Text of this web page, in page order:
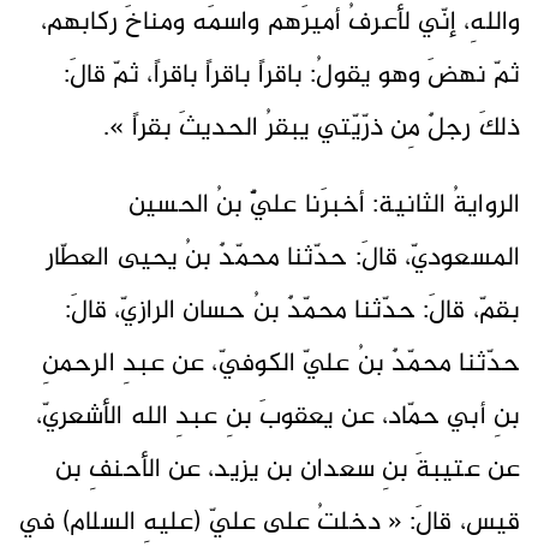
واللهِ، إنّي لأعرفُ أميرَهم واسمَه ومناخَ ركابهم،
ثمّ نهضَ وهو يقولُ: باقراً باقراً باقراً، ثمّ قالَ:
ذلكَ رجلٌ مِن ذرّيّتي يبقرُ الحديثَ بقراً ».
الروايةُ الثانية: أخبرَنا عليٌّ بنُ الحسين
المسعوديّ، قالَ: حدّثنا محمّدٌ بنُ يحيى العطّار
بقمّ، قالَ: حدّثنا محمّدٌ بنُ حسان الرازيّ، قالَ:
حدّثنا محمّدٌ بنُ عليّ الكوفيّ، عن عبدِ الرحمنِ
بنِ أبي حمّاد، عن يعقوبَ بنِ عبدِ الله الأشعريّ،
عن عتيبةَ بنِ سعدان بن يزيد، عن الأحنفِ بن
قيس، قالَ: « دخلتُ على عليّ (عليهِ السلام) في